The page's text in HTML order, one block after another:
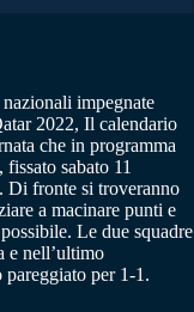
impegnate
2022, Il calendario
che in programma
, fissato sabato 11
Di fronte si troveranno
a macinare punti e
Le due squadre
e nell’ultimo
pareggiato per 1-1.